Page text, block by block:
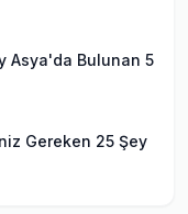
Asya'da Bulunan 5
Gereken 25 Şey